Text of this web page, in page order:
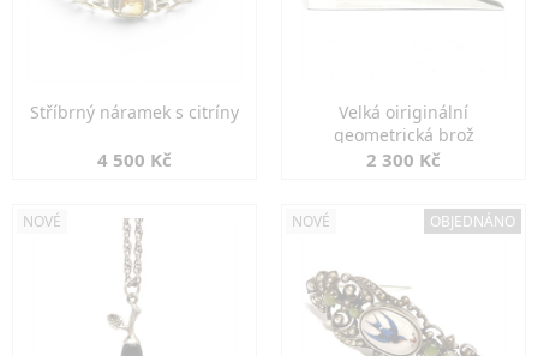
Stříbrný náramek s citríny
4 500 Kč
Velká oiriginální
geometrická brož
2 300 Kč
NOVÉ NOVÉ OBJEDNÁNO